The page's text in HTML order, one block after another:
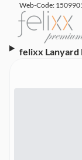
Web-Code:
felixx Lanyard